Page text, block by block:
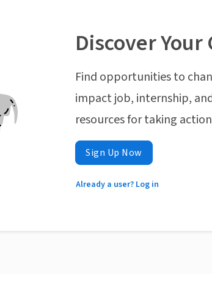
Discover
Find opportunities to
impact job, internship,
resources for taking
Sign Up Now
Already a user? Log in